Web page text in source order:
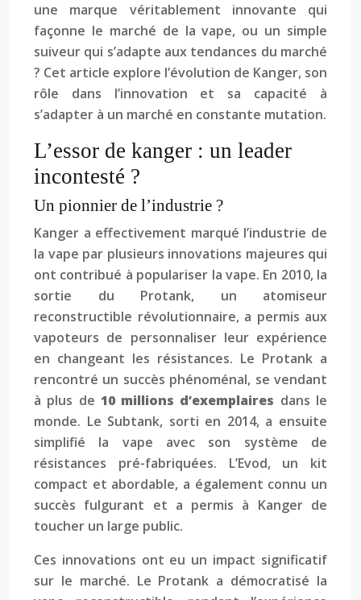
une marque véritablement innovante qui
façonne le marché de la vape, ou un simple
suiveur qui s’adapte aux tendances du marché
? Cet article explore l’évolution de Kanger, son
rôle dans l’innovation et sa capacité à
s’adapter à un marché en constante mutation.
L’essor de kanger : un leader
incontesté ?
Un pionnier de l’industrie ?
Kanger a effectivement marqué l’industrie de
la vape par plusieurs innovations majeures qui
ont contribué à populariser la vape. En 2010, la
sortie du Protank, un atomiseur
reconstructible révolutionnaire, a permis aux
vapoteurs de personnaliser leur expérience
en changeant les résistances. Le Protank a
rencontré un succès phénoménal, se vendant
à plus de 10 millions d’exemplaires dans le
monde. Le Subtank, sorti en 2014, a ensuite
simplifié la vape avec son système de
résistances pré-fabriquées. L’Evod, un kit
compact et abordable, a également connu un
succès fulgurant et a permis à Kanger de
toucher un large public.
Ces innovations ont eu un impact significatif
sur le marché. Le Protank a démocratisé la